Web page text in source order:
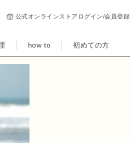
公式オンラインストア ログイン/会員登録
how to 初めての方